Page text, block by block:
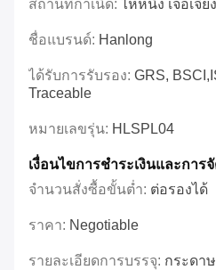
สถานที่กำเนิด: ไห่หนิง เจ้อเจีย
ชื่อแบรนด์: Hanlong
ได้รับการรับรอง: GRS,
Traceable
หมายเลขรุ่น: HLSPL04
เงื่อนไขการชําระเงินและการ
จำนวนสั่งซื้อขั้นต่ำ: ต่อรองได้
ราคา: Negotiable
รายละเอียดการบรรจุ: กระดา